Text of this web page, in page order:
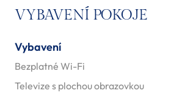
VYBAVENÍ POKOJE
Vybavení
Bezplatné Wi-Fi
Televize s plochou obrazovkou